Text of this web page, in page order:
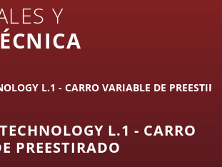
Y
L.1 - CARRO VARIABLE DE
L.1 - CARRO
PREESTIRADO